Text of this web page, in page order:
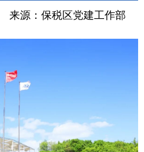
来源：保税区党建工作部